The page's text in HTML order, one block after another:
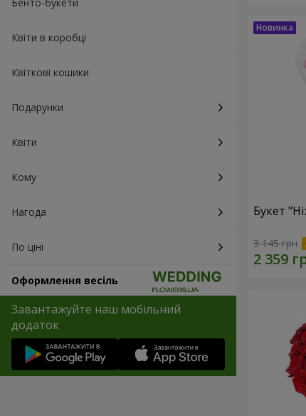
Квіти в коробці
Квіткові кошики
Подарунки
Квіти
Кому
Нагода
По ціні
Оформлення весіль
Завантажуйте наш мобільний
додаток
Букет
3 145 грн